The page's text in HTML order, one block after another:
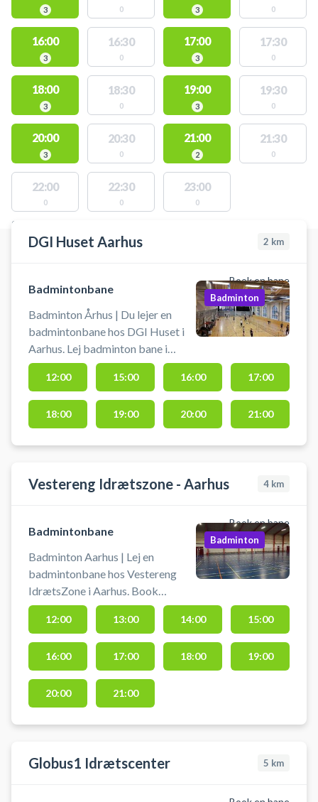
3 0 3 0
16:00
3
16:30
0
17:00
3
17:30
0
18:00
3
18:30
0
19:00
3
19:30
0
20:00
3
20:30
0
21:00
2
21:30
0
22:00
0
22:30
0
23:00
0
STEDER MED LEDIGE AKTIVITETER
DGI Huset Aarhus 2 km
Book en bane
Badmintonbane
Badminton Århus | Du lejer en
badmintonbane hos DGI Huset i
Aarhus. Lej badminton bane i
Aarhus og spil badminton i DGI
Århus badminton. Der er mulighed
for at leje ketcher i huset samt
købe badmintonbolde.
Badminton
12:00 15:00 16:00 17:00
18:00 19:00 20:00 21:00
Vestereng Idrætszone - Aarhus 4 km
Book en bane
Badmintonbane
Badminton Aarhus | Lej en
badmintonbane hos Vestereng
IdrætsZone i Aarhus. Book
badmintonbane og spil badminton
i Aarhus på en af Vestereng
IdrætsZones badmintonbaner.
Tiderne er 60 min. ad gangen.
Medbring egen ketcher og
fjerbolde. Banen skal selv opstilles
- Nettene står klar inde i hallen.
#Badminton-Aarhus #Spil-
Badminton
12:00 13:00 14:00 15:00
16:00 17:00 18:00 19:00
20:00 21:00
Globus1 Idrætscenter 5 km